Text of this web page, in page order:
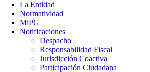
La Entidad
Normatividad
MiPG
Notificaciones
Despacho
Responsabilidad Fiscal
Jurisdicción Coactiva
Participación Ciudadana